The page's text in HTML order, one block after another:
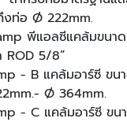
งท่อ Ø 222mm.
พีแอลซีแคล้มขนา
ROD 5/8”
- B แคล้มอาร์ซี ขน
Ø 364mm.
- C แคล้มอาร์ซี ขน